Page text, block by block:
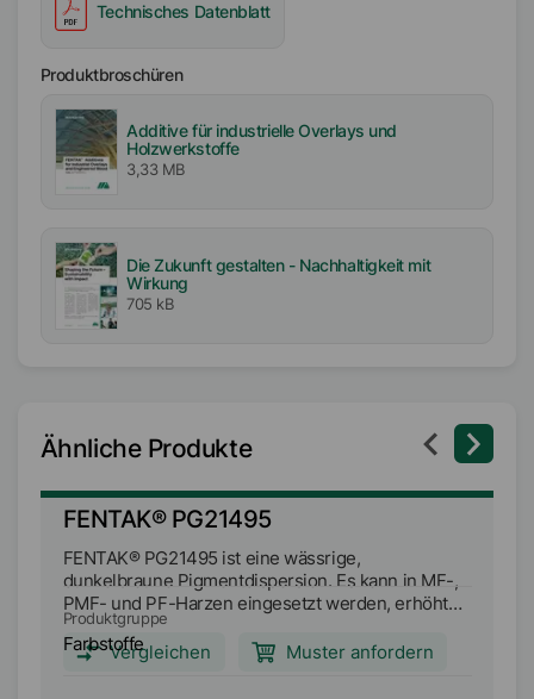
EMEATechnisches Datenblatt
Produktbroschüren
Additive für industrielle Overlays und
Holzwerkstoffe
3,33 MB
Die Zukunft gestalten - Nachhaltigkeit mit
Wirkung
705 kB
Ähnliche Produkte
FENTAK® PG21495
FENTAK® PG21495 ist eine wässrige,
dunkelbraune Pigmentdispersion. Es kann in MF-,
PMF- und PF-Harzen eingesetzt werden, erhöht
die Opazität und ist sowohl gegenüber UV-Licht als
auch Hitze stabil.
Vergleichen Muster anfordern
Produktgruppe
Farbstoffe